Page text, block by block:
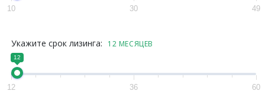
10 30 49
Укажите срок лизинга: 12 МЕСЯЦЕВ
12
12 36 60